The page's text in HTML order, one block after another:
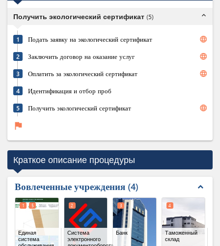
Получить экологический сертификат (5) expand_less
1 Подать заявку на экологический сертификат language
2 Заключить договор на оказание услуг language
3 Оплатить за экологический сертификат language
4 Идентификация и отбор проб
5 Получить экологический сертификат language
flag
Краткое описание процедуры
Вовлеченные учреждения 4 expand_less
Единая
система
1 5
Система
электронного
2
Банк
3
Таможенный
склад
4